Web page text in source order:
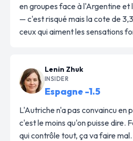
en groupes face à l'Argentine
— c'est risqué mais la cote de
ceux qui aiment les sensations
Lenin Zhuk
INSIDER
Espagne -1.5
L'Autriche n'a pas convaincu en
c'est le moins qu'on puisse dire.
qui contrôle tout, ça va faire